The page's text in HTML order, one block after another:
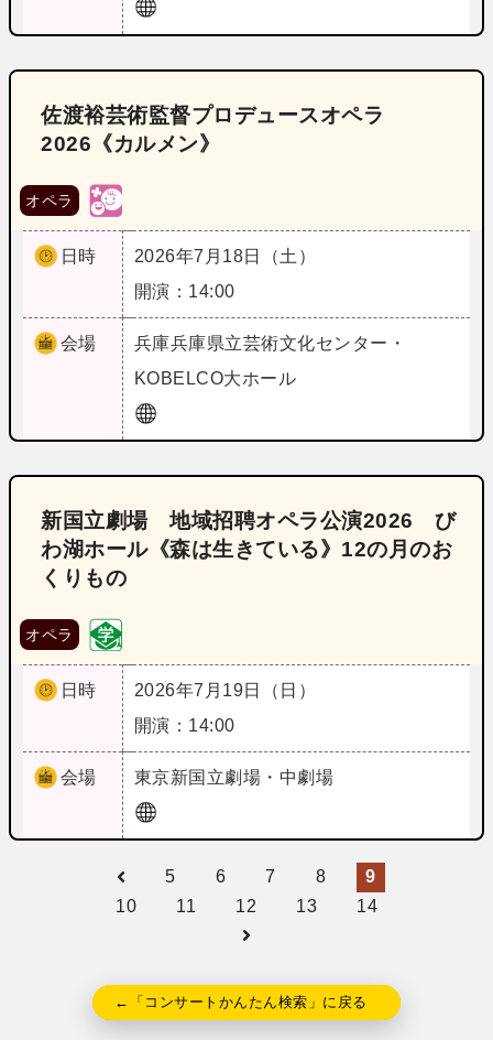
佐渡裕芸術監督プロデュースオペラ
2026《カルメン》
オペラ
日時
2026年7月18日（土）
開演：14:00
会場 兵庫兵庫県立芸術文化センター・
KOBELCO大ホール
新国立劇場 地域招聘オペラ公演2026 び
わ湖ホール《森は生きている》12の月のお
くりもの
オペラ
日時
2026年7月19日（日）
開演：14:00
会場 東京新国立劇場・中劇場
5 6 7 8
9
10
11 12 13 14
←「コンサートかんたん検索」に戻る